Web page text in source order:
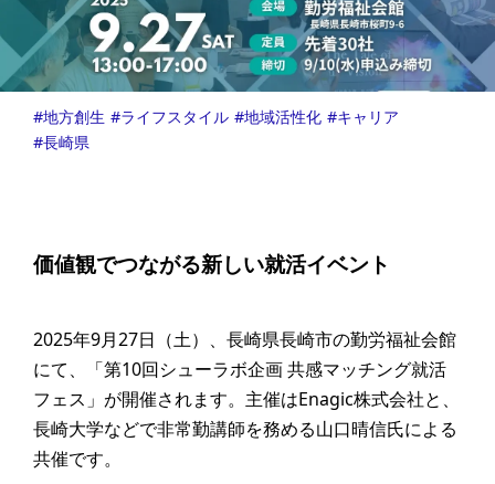
地方創生 ライフスタイル 地域活性化
キャリア
長崎県
価値観でつながる新しい就活イベント
2025年9月27日（土）、長崎県長崎市の勤労福祉会館
にて、「第10回シューラボ企画 共感マッチング就活
フェス」が開催されます。主催はEnagic株式会社と、
長崎大学などで非常勤講師を務める山口晴信氏による
共催です。